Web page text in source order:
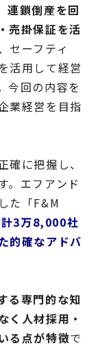
連鎖倒産を回
売掛保証を活
セーフティ
活用して経営
今回の内容を
業経営を目指
に把握し、
。エフアンド
た「F&M
3万8,000社
的確なアドバ
る専門的な知
く人材採用・
る点が特徴で